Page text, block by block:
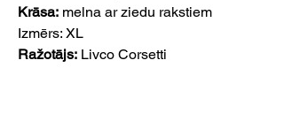
Krāsa: melna ar ziedu rakstiem
Izmērs: XL
Ražotājs: Livco Corsetti